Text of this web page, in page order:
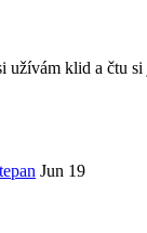
užívám klid a čtu
Jun 19